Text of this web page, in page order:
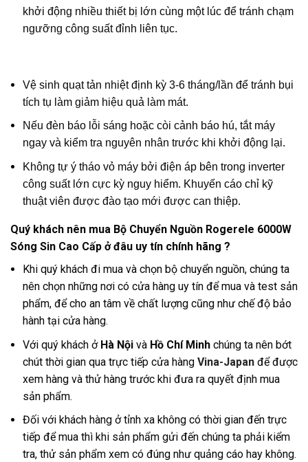
khởi động nhiều thiết bị lớn cùng một lúc để tránh chạm
ngưỡng công suất đỉnh liên tục.
Vệ sinh quạt tản nhiệt định kỳ 3-6 tháng/lần để tránh bụi
tích tụ làm giảm hiệu quả làm mát.
Nếu đèn báo lỗi sáng hoặc còi cảnh báo hú, tắt máy
ngay và kiểm tra nguyên nhân trước khi khởi động lại.
Không tự ý tháo vỏ máy bởi điện áp bên trong inverter
công suất lớn cực kỳ nguy hiểm. Khuyến cáo chỉ kỹ
thuật viên được đào tạo mới được can thiệp.
Quý khách nên mua Bộ Chuyển Nguồn Rogerele 6000W
Sóng Sin Cao Cấp ở đâu uy tín chính hãng ?
Khi quý khách đi mua và chọn bộ chuyển nguồn, chúng ta
nên chọn những nơi có cửa hàng uy tín để mua và test sản
phẩm, để cho an tâm về chất lượng cũng như chế độ bảo
hành tại cửa hàng.
Với quý khách ở Hà Nội và Hồ Chí Minh chúng ta nên bớt
chút thời gian qua trực tiếp cửa hàng Vina-Japan để được
xem hàng và thử hàng trước khi đưa ra quyết định mua
sản phẩm.
Đối với khách hàng ở tỉnh xa không có thời gian đến trực
tiếp để mua thì khi sản phẩm gửi đến chúng ta phải kiểm
tra, thử sản phẩm xem có đúng như quảng cáo hay không.